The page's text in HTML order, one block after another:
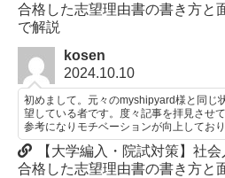
合格した志望理由書の書き方と
で解説
kosen
2024.10.10
初めまして。元々のmyshipyard様と同じ
望している者です。度々記事を拝見させ
参考になりモチベーションが向上してお
【大学編入・院試対策】社
合格した志望理由書の書き方と